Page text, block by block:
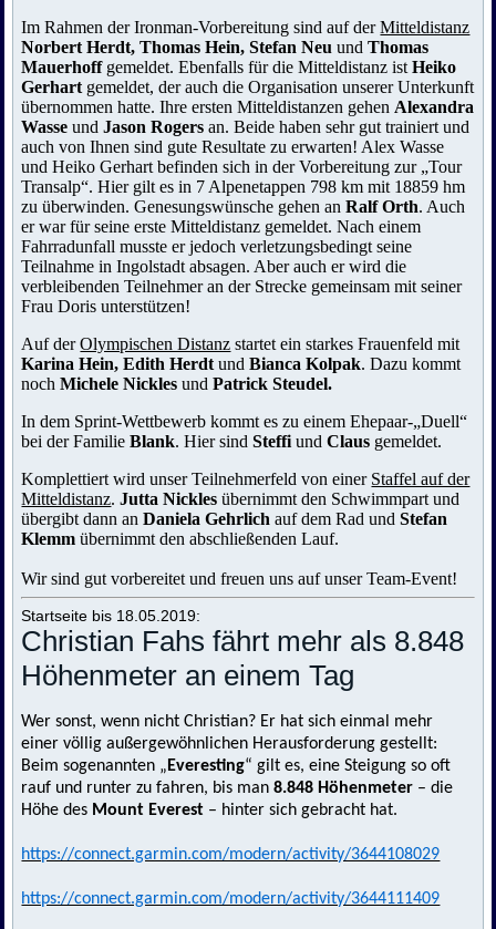
Im Rahmen der Ironman-Vorbereitung sind auf derMitteldistanz
Norbert Herdt, Thomas Hein, Stefan Neuund Thomas
Mauerhoffgemeldet. Ebenfalls für die Mitteldistanz istHeiko
Gerhart gemeldet, der auch die Organisation unserer Unterkunft
übernommen hatte. Ihre ersten Mitteldistanzen gehen Alexandra
Wasseund Jason Rogers an. Beide haben sehr gut trainiert und
auch von Ihnen sind gute Resultate zu erwarten! Alex Wasse
und Heiko Gerhart befinden sich in der Vorbereitung zur „Tour
Transalp“. Hier gilt es in 7 Alpenetappen 798 km mit 18859 hm
zu überwinden. Genesungswünsche gehen anRalf Orth. Auch
er war für seine erste Mitteldistanz gemeldet. Nach einem
Fahrradunfall musste er jedoch verletzungsbedingt seine
Teilnahme in Ingolstadt absagen. Aber auch er wird die
verbleibenden Teilnehmer an der Strecke gemeinsam mit seiner
Frau Doris unterstützen!
Auf derOlympischen Distanz startet ein starkes Frauenfeld mit
Karina Hein, Edith Herdtund Bianca Kolpak. Dazu kommt
nochMichele Nicklesund Patrick Steudel.
In dem Sprint-Wettbewerb kommt es zu einem Ehepaar-„Duell“
bei der FamilieBlank. Hier sindSteffi undClaus gemeldet.
Komplettiert wird unser Teilnehmerfeld von einer Staffel auf der
Mitteldistanz.Jutta Nickles übernimmt den Schwimmpart und
übergibt dann anDaniela Gehrlich auf dem Rad undStefan
Klemm übernimmt den abschließenden Lauf.
Wir sind gut vorbereitet und freuen uns auf unser Team-Event!
Startseite bis 18.05.2019:
Christian Fahs fährt mehr als 8.848
Höhenmeter an einem Tag
Wer sonst, wenn nicht Christian? Er hat sich einmal mehr
einer völlig außergewöhnlichen Herausforderung gestellt:
Beim sogenannten „ Everesting“ gilt es, eine Steigung so oft
rauf und runter zu fahren, bis man8.848 Höhenmeter – die
Höhe des Mount Everest – hinter sich gebracht hat.
https://connect.garmin.com/modern/activity/3644108029
https://connect.garmin.com/modern/activity/3644111409